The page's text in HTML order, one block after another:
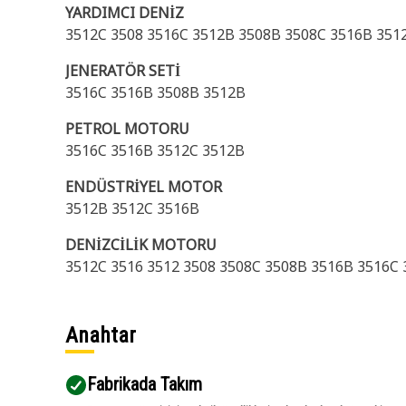
YARDIMCI DENİZ
3512C 3508 3516C 3512B 3508B 3508C 3516B
JENERATÖR SETİ
3516C 3516B 3508B 3512B
PETROL MOTORU
3516C 3516B 3512C 3512B
ENDÜSTRİYEL MOTOR
3512B 3512C 3516B
DENİZCİLİK MOTORU
3512C 3516 3512 3508 3508C 3508B 3516B 3516C
Anahtar
Fabrikada Takım